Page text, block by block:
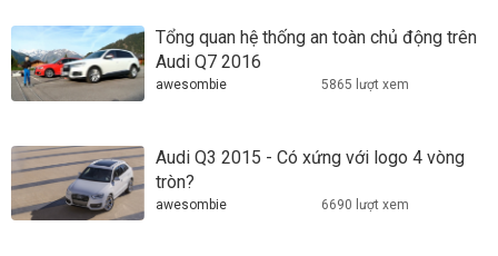
Tổng quan hệ thống an toàn chủ động trên
Audi Q7 2016
awesombie 5865 lượt xem
Audi Q3 2015 - Có xứng với logo 4 vòng
tròn?
awesombie 6690 lượt xem